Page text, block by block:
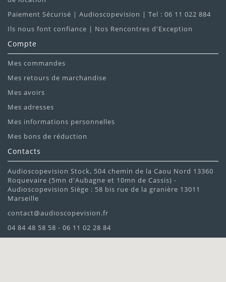
Paiement Sécurisé | Audioscopevision | Tel : 06 11 022 884
Ils nous font confiance | Nos Rencontres d'Exception
Compte
Mes commandes
Mes retours de marchandise
Mes avoirs
Mes adresses
Mes informations personnelles
Mes bons de réduction
Contacts
Audioscopevision Stock, 504 chemin de la Caou Nord 13360
Roquevaire (5mn d'Aubagne et 10mn de Cassis) -
Audioscopevision Siège : 58 bis rue de la granière 13011
Marseille
contact@audioscopevision.fr
04 84 48 58 58 - 06 11 02 28 84